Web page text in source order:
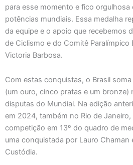
para esse momento e fico
potências mundiais. Essa medalha
da equipe e o apoio que recebemos
de Ciclismo e do Comitê Paralímpico
Victoria Barbosa.
Com estas conquistas, o Brasil
(um ouro, cinco pratas e um bronze)
disputas do Mundial. Na edição
em 2024, também no Rio de Janeiro,
competição em 13º do quadro de
uma conquistada por Lauro Chaman
Custódia.